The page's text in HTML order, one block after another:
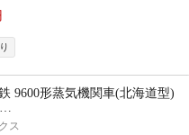
9600形蒸気機関車(北海道型)
ス